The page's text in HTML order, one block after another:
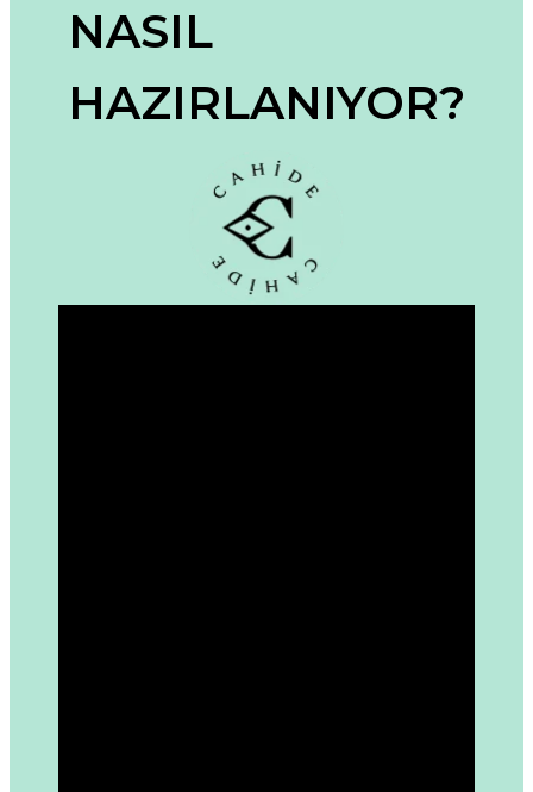
Ürün açıklamasında eksik bilgiler bulunuyor.
Ürün fiyatı diğer sitelerden daha pahalı.
Bu ürüne benzer farklı alternatifler olmalı.
Gönder
NASIL
HAZIRLANIYOR?